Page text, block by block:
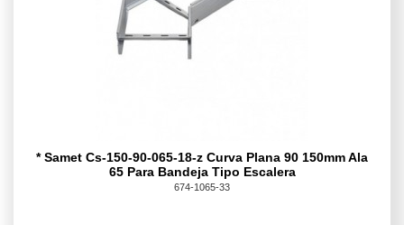
* Samet Cs-150-90-065-18-z Curva Plana 90 150mm Ala
65 Para Bandeja Tipo Escalera
674-1065-33